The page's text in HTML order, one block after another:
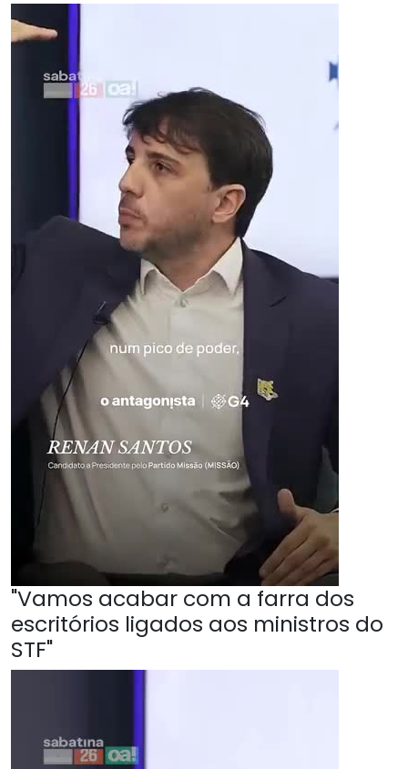
"Vamos acabar com a farra dos
escritórios ligados aos ministros do
STF"